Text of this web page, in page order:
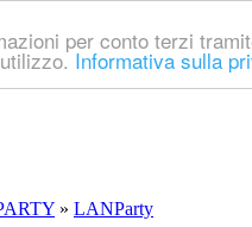
per conto terzi
Informativa sulla
» LANParty